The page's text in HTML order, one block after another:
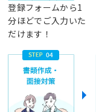
登録フォームから1
分ほどでご入力いた
だけます！